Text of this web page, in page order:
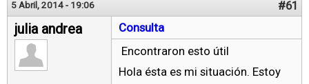
5 Abril, 2014 - 19:06 #61
julia andrea
Consulta
Encontraron esto útil
Hola ésta es mi situación. Estoy